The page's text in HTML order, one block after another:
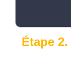
Étape 2.